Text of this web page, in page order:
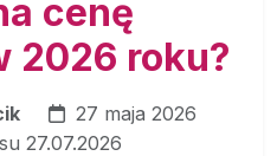
cenę
2026 roku?
27 maja 2026
27.07.2026